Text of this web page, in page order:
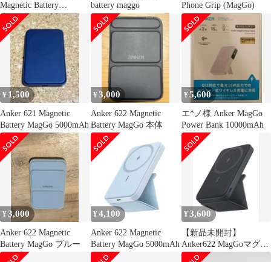
Magnetic Battery
(MagGo)
battery maggo
Phone Grip (MagGo)
¥ 1,500
Anker 621 Magnetic
Battery MagGo 5000mAh
¥3,000
Anker 622 Magnetic
Battery MagGo 本体
¥5,600
エ*ノ様 Anker MagGo
Power Bank 10000mAh
¥3,000
Anker 622 Magnetic
Battery MagGo ブルー
¥ 4,100
Anker 622 Magnetic
Battery MagGo 5000mAh
¥3,600
【新品未開封】
Anker622 MagGoマグセ
ーフ対応